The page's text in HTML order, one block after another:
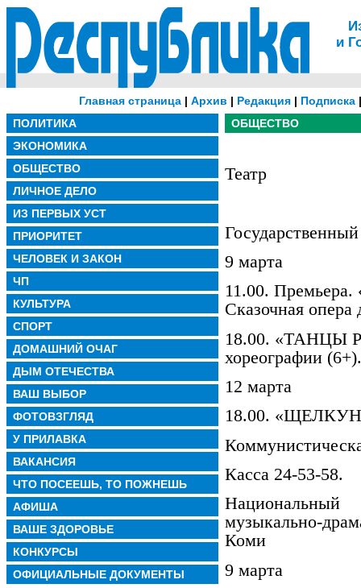
и
Главная страница | Архив | Редакция | Подписка
ПОЛИТИКА
ЭКОНОМИКА
ОБЩЕСТВО
ЛИЧНОЕ ДЕЛО
ИЗ ПЕРВЫХ УСТ
ПРИОРИТЕТ
ЧЕЛОВЕК И ЗАКОН
ЧП
КУЛЬТУРА
СПОРТ
ДОМАШНИЙ ОЧАГ
ДЫМ ОТЕЧЕСТВА
ВАШ ВЫБОР
ФОТОВЗГЛЯД
У ПРИЛАВКА
ВАКАНСИЯ
ЧТО ПОСЕЕШЬ, ТО ПОЖНЕШЬ
АФИША
ВАШЕ ЗДОРОВЬЕ
КОНКУРСЫ
ОФИЦИАЛЬНЫЕ ДОКУМЕНТЫ
ОБЩЕСТВО
Театр
9 марта
11.00.
Сказочная опера
18.00. «ТАНЦЫ
хореографии (6+).
12 марта
18.00.
Касса 24-53-58.
Национальный
музыкально-
Коми
9 марта